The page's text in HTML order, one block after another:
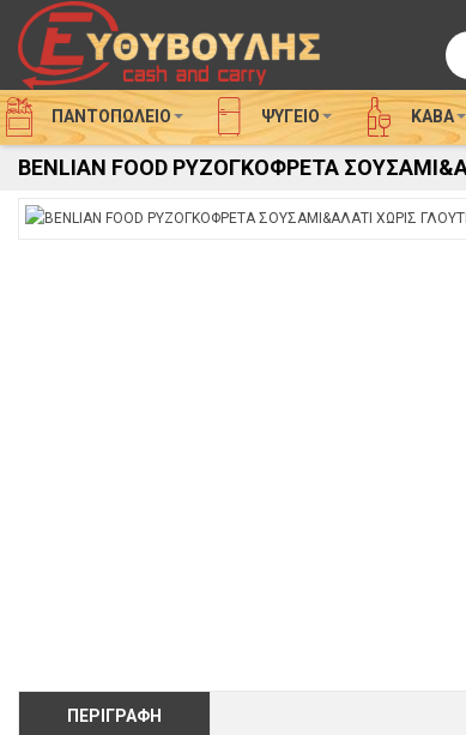
ΠΑΝΤΟΠΩΛΕΙΟ ΨΥΓΕΊΟ ΚΑΒΑ
BENLIAN FOOD ΡΥΖΟΓΚΟΦΡΕΤΑ
ΠΕΡΙΓΡΑΦΉ